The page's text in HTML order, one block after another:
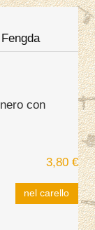
con
3,80 €
nel carello